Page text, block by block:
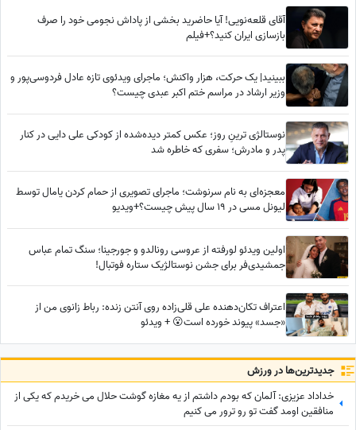
آقای قلعه‌نویی! آیا حاضرید بخشی از پاداش نجومی خود را صرف
بازسازی ایران کنید؟+فیلم
ببینید| یک حرکت، هزار واکنش؛ ماجرای ویدئوی تازه عادل فردوسی‌پور و
وزیر ارشاد در مراسم ختم اکبر عبدی چیست؟
نوستالژی ترینِ روز؛ عکس کمتر دیده‌شده از کودکی علی دایی در کنار
پدر و مادرش؛ سفری که خاطره شد
معجزه‌ای به نام سرنوشت؛ ماجرای تصویری از حمام کردن یامال توسط
لیونل مسی در 19 سال پیش چیست؟+ویدیو
اولین ویدئو لورفته از عروسی رونالدو و جورجینا؛ سنگ تمام عباس
جمشیدی‌فر برای جشن نوستالژیک ستاره فوتبال!
اعتراف تکان‌دهنده علی قلی‌زاده روی آنتن زنده: رباط زانوی من از
«جسد» پیوند خورده است😮 + ویدئو
جدید‌ترین‌ها در ورزش
خداداد عزیزی: آلمان که بودم داشتم از یه مغازه گوشت حلال می خریدم که یکی از
منافقین اومد گفت تو رو ترور می کنیم